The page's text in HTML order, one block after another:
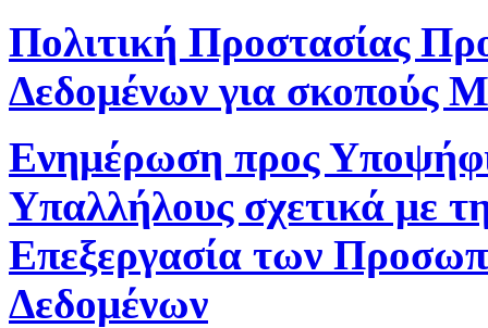
Πολιτική Προστασίας
Δεδομένων για σκοπούς
Ενημέρωση προς
Υπαλλήλους σχετικά με
Επεξεργασία των
Δεδομένων